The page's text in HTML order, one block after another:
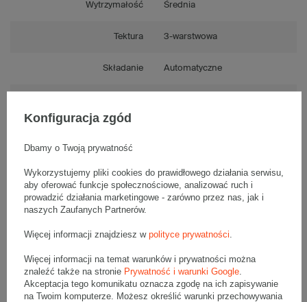
Wytrzymałość Średnia
Tektura 3-warstwowa
Składanie Automatyczne
Opis produktu
Wymiary zewnętrzne: 400x300x150mm (długość x szerokość x
350 g/m2
Wymiary:
Konfiguracja zgód
Dbamy o Twoją prywatność
Wykorzystujemy pliki cookies do prawidłowego działania serwisu,
aby oferować funkcje społecznościowe, analizować ruch i
prowadzić działania marketingowe - zarówno przez nas, jak i
naszych Zaufanych Partnerów.
Więcej informacji znajdziesz w polityce prywatności.
Więcej informacji na temat warunków i prywatności można
znaleźć także na stronie Prywatność i warunki Google.
Akceptacja tego komunikatu oznacza zgodę na ich zapisywanie
na Twoim komputerze. Możesz określić warunki przechowywania